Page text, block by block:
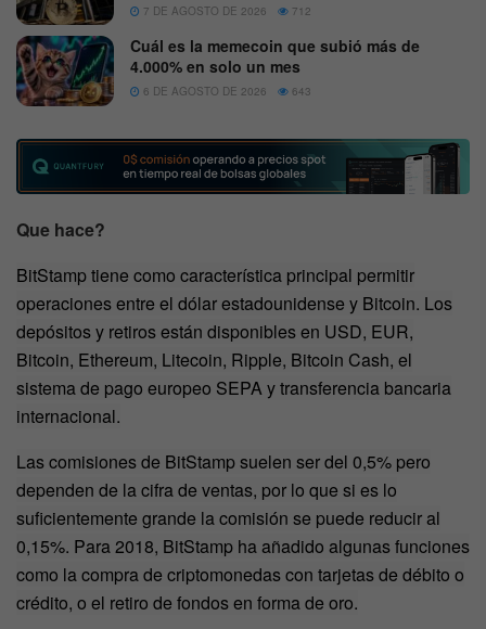
7 DE AGOSTO DE 2026 712
Cuál es la memecoin que subió más de
4.000% en solo un mes
6 DE AGOSTO DE 2026 643
Que hace?
BitStamp tiene como característica principal permitir
operaciones entre el dólar estadounidense y Bitcoin. Los
depósitos y retiros están disponibles en USD, EUR,
Bitcoin, Ethereum, Litecoin, Ripple, Bitcoin Cash, el
sistema de pago europeo SEPA y transferencia bancaria
internacional.
Las comisiones de BitStamp suelen ser del 0,5% pero
dependen de la cifra de ventas, por lo que si es lo
suficientemente grande la comisión se puede reducir al
0,15%. Para 2018, BitStamp ha añadido algunas funciones
como la compra de criptomonedas con tarjetas de débito o
crédito, o el retiro de fondos en forma de oro.